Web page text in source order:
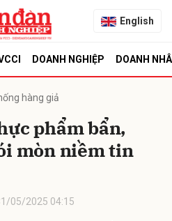
English
DOANH NGHIỆP DOANH
hàng giả
phẩm bẩn,
mòn niềm tin
05/2025 04:15